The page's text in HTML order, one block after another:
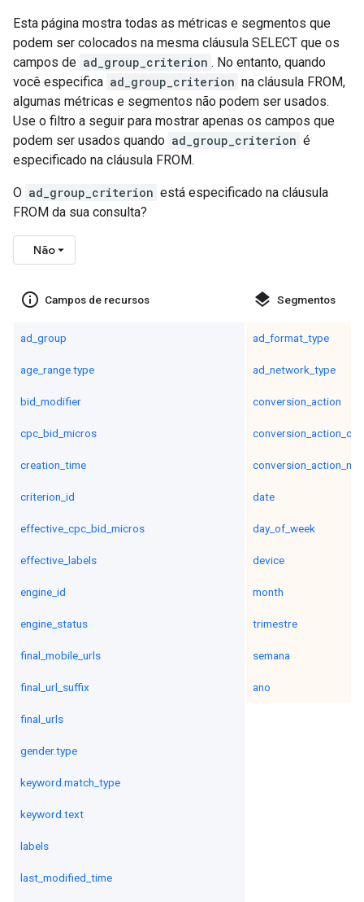
Esta página mostra todas as métricas e segmentos que
podem ser colocados na mesma cláusula SELECT que os
campos de ad_group_criterion . No entanto, quando
você especifica ad_group_criterion na cláusula FROM,
algumas métricas e segmentos não podem ser usados.
Use o filtro a seguir para mostrar apenas os campos que
podem ser usados quando ad_group_criterion é
especificado na cláusula FROM.
O ad_group_criterion está especificado na cláusula
FROM da sua consulta?
Não
info_outline Campos de recursos
ad_group
age_range.type
bid_modifier
cpc_bid_micros
creation_time
criterion_id
effective_cpc_bid_micros
effective_labels
engine_id
engine_status
final_mobile_urls
final_url_suffix
final_urls
gender.type
keyword.match_type
keyword.text
labels
last_modified_time
layers Segmentos
ad_format_type
ad_network_type
conversion_action
date
day_of_week
device
month
trimestre
semana
ano